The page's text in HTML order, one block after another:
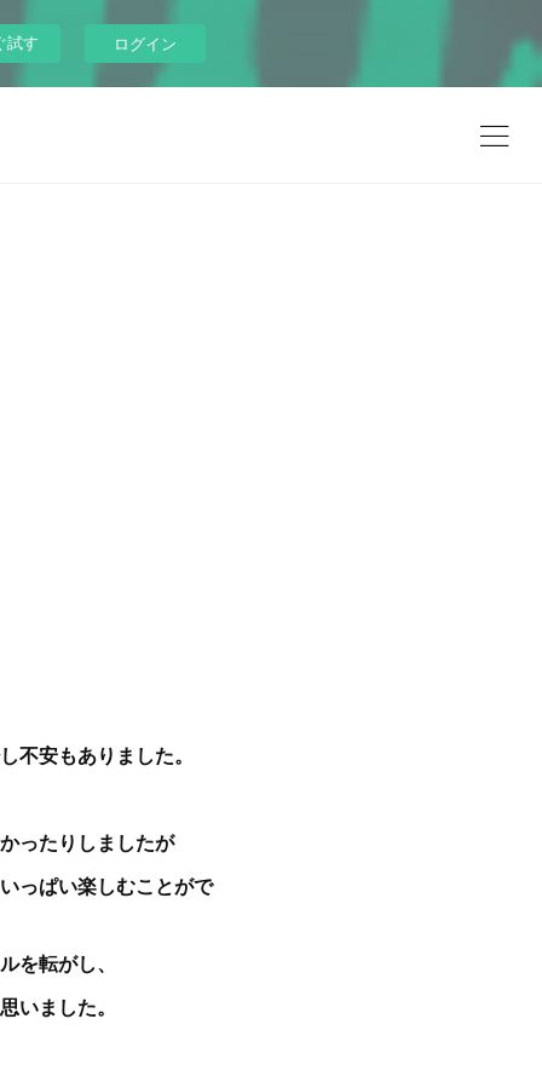
試す ログイン
不安もありました。
ったりしましたが
っぱい楽しむことがで
を転がし、
いました。